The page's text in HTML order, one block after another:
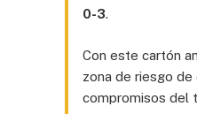
0-3.
Con este cartón
zona de riesgo de
compromisos del